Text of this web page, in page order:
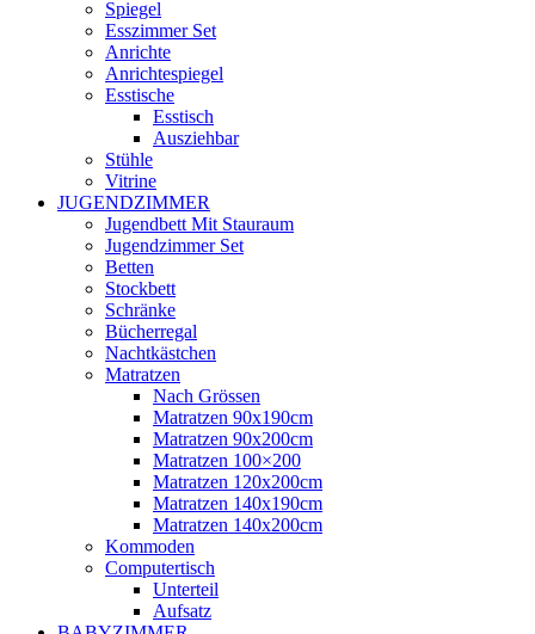
Spiegel
Esszimmer Set
Anrichte
Anrichtespiegel
Esstische
Esstisch
Ausziehbar
Stühle
Vitrine
JUGENDZIMMER
Jugendbett Mit Stauraum
Jugendzimmer Set
Betten
Stockbett
Schränke
Bücherregal
Nachtkästchen
Matratzen
Nach Grössen
Matratzen 90x190cm
Matratzen 90x200cm
Matratzen 100×200
Matratzen 120x200cm
Matratzen 140x190cm
Matratzen 140x200cm
Kommoden
Computertisch
Unterteil
Aufsatz